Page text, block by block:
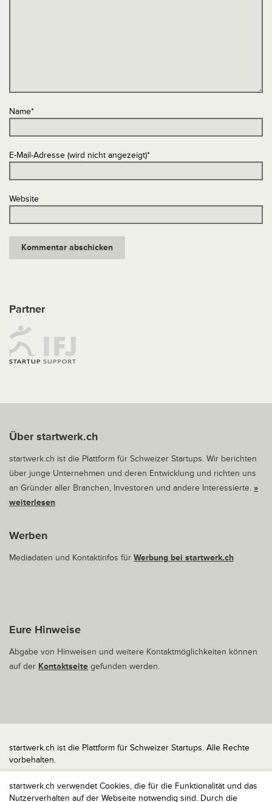
startwerk.ch verwendet Cookies, die für die Funktionalität und das
Nutzerverhalten auf der Webseite notwendig sind. Durch die
Name*
E-Mail-Adresse (wird nicht angezeigt)*
Website
Partner
Über startwerk.ch
startwerk.ch ist die Plattform für Schweizer Startups. Wir berichten
über junge Unternehmen und deren Entwicklung und richten uns
an Gründer aller Branchen, Investoren und andere Interessierte. »
weiterlesen
Werben
Mediadaten und Kontaktinfos für Werbung bei startwerk.ch
Eure Hinweise
Abgabe von Hinweisen und weitere Kontaktmöglichkeiten können
auf der Kontaktseite gefunden werden.
startwerk.ch ist die Plattform für Schweizer Startups. Alle Rechte
vorbehalten.
Impressum
Kontakt